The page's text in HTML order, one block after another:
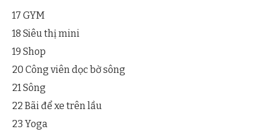
17 GYM
18 Siêu thị mini
19 Shop
20 Công viên dọc bờ sông
21 Sông
22 Bãi để xe trên lầu
23 Yoga